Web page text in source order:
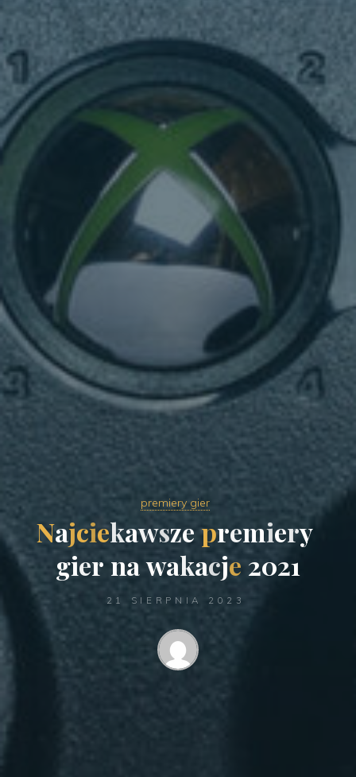
premiery gier
Najciekawsze premiery
gier nawakacje 2021
21 SIERPNIA 2023